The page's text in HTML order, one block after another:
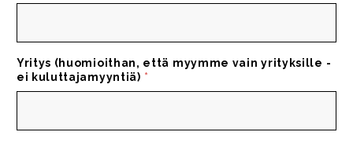
Yritys (huomioithan, että myymme vain yrityksille -
ei kuluttajamyyntiä) *